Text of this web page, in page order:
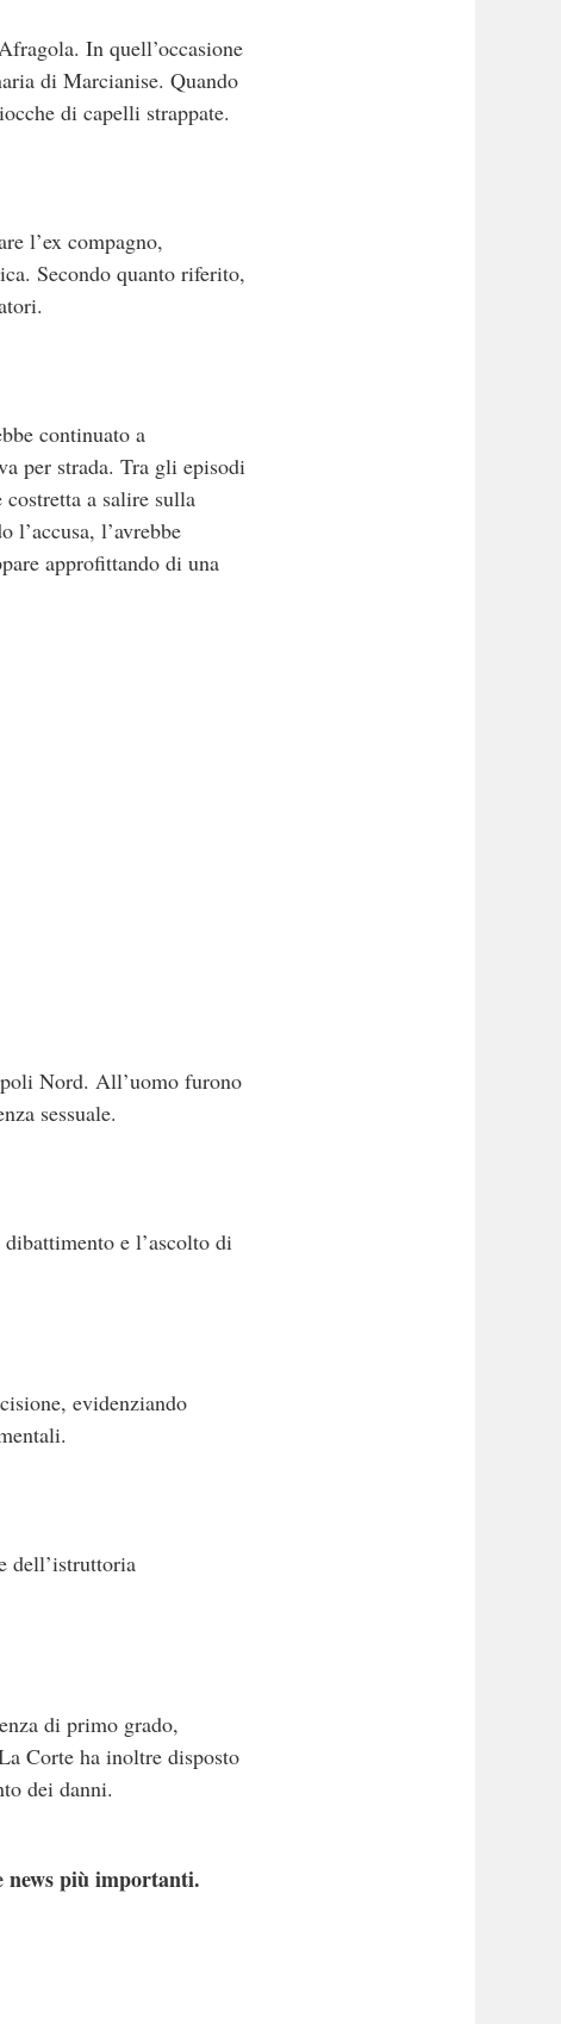
In quell’occasione
di Marcianise. Quando
di capelli strappate.
l’ex compagno,
Secondo quanto riferito,
continuato a
per strada. Tra gli episodi
a salire sulla
l’avrebbe
approfittando di una
Nord. All’uomo furono
sessuale.
e l’ascolto di
evidenziando
dell’istruttoria
di primo grado,
Corte ha inoltre disposto
dei danni.
news più importanti.